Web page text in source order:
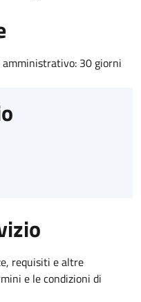
amministrativo: 30 giorni
requisiti e altre
e le condizioni di